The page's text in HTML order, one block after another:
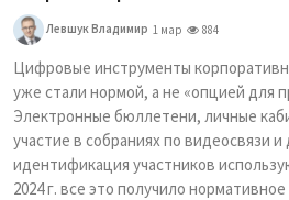
Левшук Владимир 1 мар 884
Цифровые инструменты
уже стали нормой, а не «опцией для
Электронные бюллетени, личные
участие в собраниях по видеосвязи
идентификация участников
2024 г. все это получило